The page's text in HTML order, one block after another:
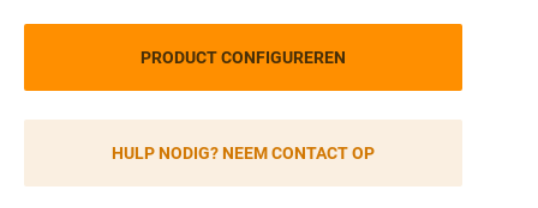
PRODUCT CONFIGUREREN
HULP NODIG? NEEM CONTACT OP